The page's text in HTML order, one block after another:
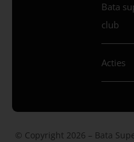
Bata
club
Acties
© Copyright 2026 – Bata